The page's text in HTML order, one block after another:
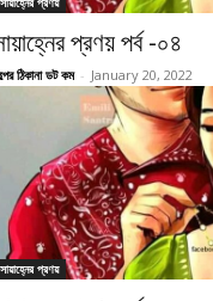
প্রণয় পর্ব -০৪
ঠিকানা ডট কম - January 20, 2022
সায়াহ্নের প্রণয়